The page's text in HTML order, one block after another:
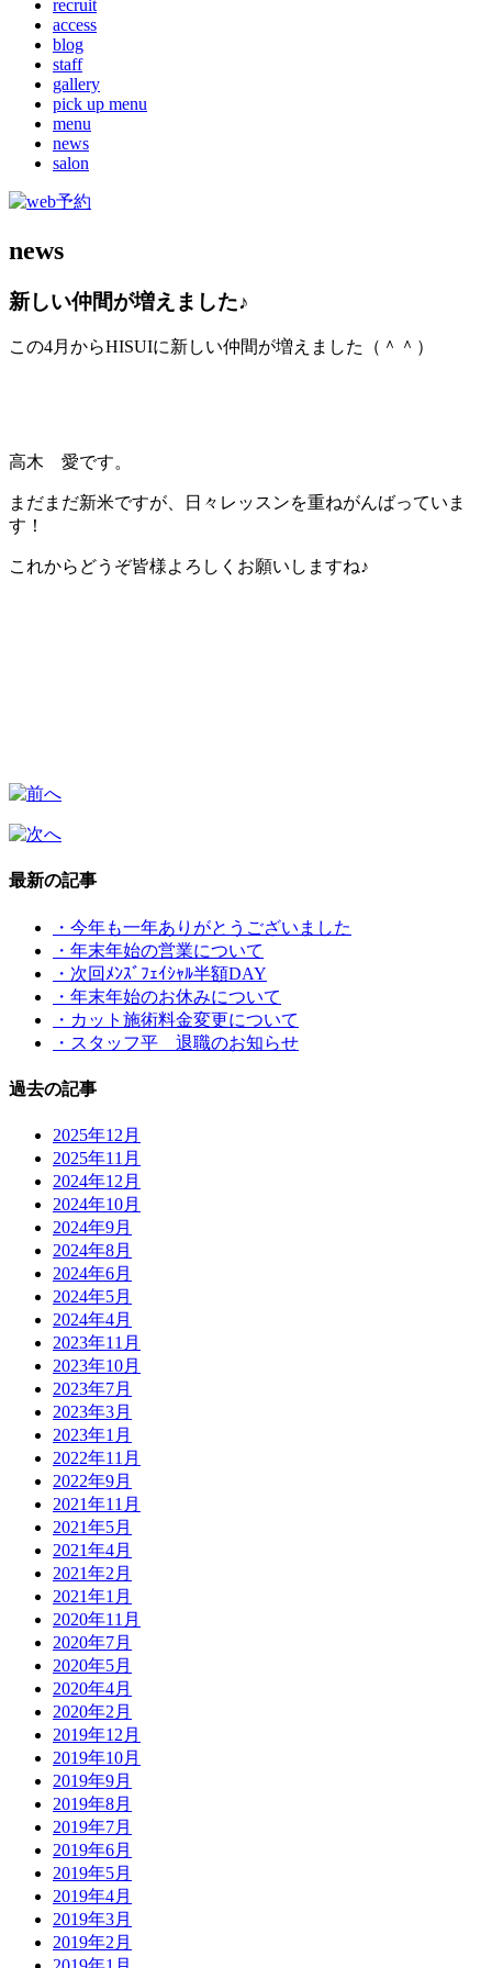
recruit
access
blog
staff
gallery
pick up menu
menu
news
salon
news
新しい仲間が増えました♪
この4月からHISUIに新しい仲間が増えました（＾＾）
高木 愛です。
まだまだ新米ですが、日々レッスンを重ねがんばっていま
す！
これからどうぞ皆様よろしくお願いしますね♪
最新の記事
・今年も一年ありがとうございました
・年末年始の営業について
・次回ﾒﾝｽﾞﾌｪｲｼｬﾙ半額DAY
・年末年始のお休みについて
・カット施術料金変更について
・スタッフ平 退職のお知らせ
過去の記事
2025年12月
2025年11月
2024年12月
2024年10月
2024年9月
2024年8月
2024年6月
2024年5月
2024年4月
2023年11月
2023年10月
2023年7月
2023年3月
2023年1月
2022年11月
2022年9月
2021年11月
2021年5月
2021年4月
2021年2月
2021年1月
2020年11月
2020年7月
2020年5月
2020年4月
2020年2月
2019年12月
2019年10月
2019年9月
2019年8月
2019年7月
2019年6月
2019年5月
2019年4月
2019年3月
2019年2月